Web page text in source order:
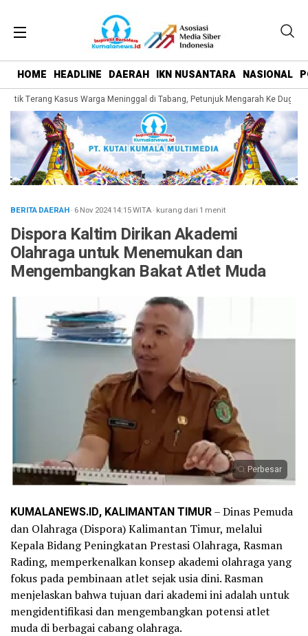
HOME HEADLINE DAERAH IKN NUSANTARA NASIONAL
Terang Kasus Warga Meninggal di Tabang, Petunjuk Mengarah Ke Dugaan
BERITA DAERAH· 6 Nov 202414:15WITA· kurang dari 1 menit
Dispora Kaltim Dirikan Akademi
Olahraga untuk Menemukan dan
Mengembangkan Bakat Atlet Muda
Perbesar
KUMALANEWS.ID, KALIMANTAN TIMUR– Dinas Pemuda
dan Olahraga (Dispora) Kalimantan Timur, melalui
Kepala Bidang Peningkatan Prestasi Olahraga, Rasman
Rading, memperkenalkan konsep akademi olahraga yang
fokus pada pembinaan atlet sejak usia dini. Rasman
menjelaskan bahwa tujuan dari akademi ini adalah untuk
mengidentifikasi dan mengembangkan potensi atlet
muda di berbagai cabang olahraga.